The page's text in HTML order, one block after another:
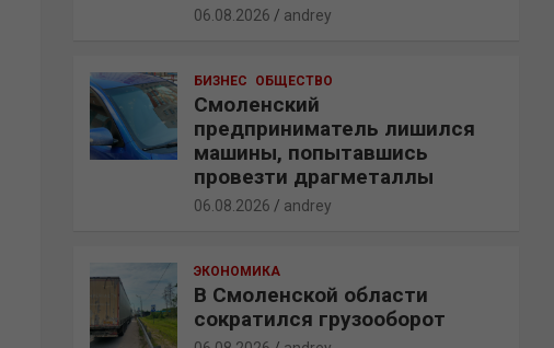
06.08.2026 andrey
БИЗНЕС ОБЩЕСТВО
Смоленский
предприниматель лишился
машины, попытавшись
провезти драгметаллы
06.08.2026 andrey
ЭКОНОМИКА
В Смоленской области
сократился грузооборот